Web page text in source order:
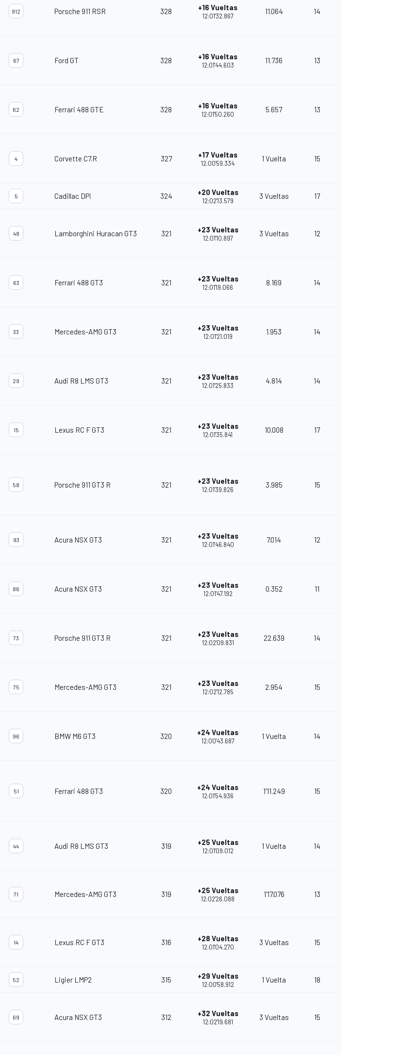
912 Porsche 911 RSR 328 +16 Vueltas
12:01'32.867
11.064 14
67 Ford GT 328 +16 Vueltas
12:01'44.603
11.736 13
62 Ferrari 488 GTE 328 +16 Vueltas
12:01'50.260
5.657 13
4 Corvette C7.R 327 +17 Vueltas
12:00'59.334
1 Vuelta 15
5 Cadillac DPi 324 +20 Vueltas
12:02'13.579
3 Vueltas 17
48 Lamborghini Huracan GT3 321 +23 Vueltas
12:01'10.897
3 Vueltas 12
63 Ferrari 488 GT3 321 +23 Vueltas
12:01'19.066
8.169 14
33 Mercedes-AMG GT3 321 +23 Vueltas
12:01'21.019
1.953 14
29 Audi R8 LMS GT3 321 +23 Vueltas
12:01'25.833
4.814 14
15 Lexus RC F GT3 321 +23 Vueltas
12:01'35.841
10.008 17
58 Porsche 911 GT3 R 321 +23 Vueltas
12:01'39.826
3.985 15
93 Acura NSX GT3 321 +23 Vueltas
12:01'46.840
7.014 12
86 Acura NSX GT3 321 +23 Vueltas
12:01'47.192
0.352 11
73 Porsche 911 GT3 R 321 +23 Vueltas
12:02'09.831
22.639 14
75 Mercedes-AMG GT3 321 +23 Vueltas
12:02'12.785
2.954 15
96 BMW M6 GT3 320 +24 Vueltas
12:00'43.687
1 Vuelta 14
51 Ferrari 488 GT3 320 +24 Vueltas
12:01'54.936
1'11.249 15
44 Audi R8 LMS GT3 319 +25 Vueltas
12:01'09.012
1 Vuelta 14
71 Mercedes-AMG GT3 319 +25 Vueltas
12:02'26.088
1'17.076 13
14 Lexus RC F GT3 316 +28 Vueltas
12:01'04.270
3 Vueltas 15
52 Ligier LMP2 315 +29 Vueltas
12:00'58.912
1 Vuelta 18
69 Acura NSX GT3 312 +32 Vueltas
12:02'19.681
3 Vueltas 15